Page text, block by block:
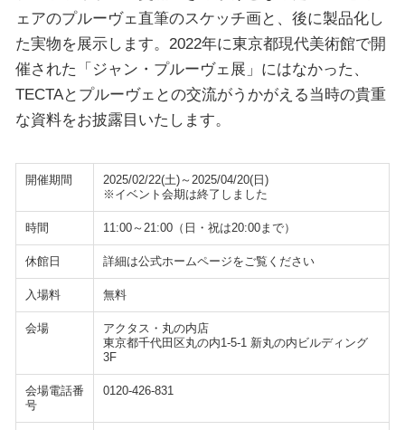
ェアのプルーヴェ直筆のスケッチ画と、後に製品化し
た実物を展示します。2022年に東京都現代美術館で開
催された「ジャン・プルーヴェ展」にはなかった、
TECTAとプルーヴェとの交流がうかがえる当時の貴重
な資料をお披露目いたします。
開催期間
2025/02/22(土)～2025/04/20(日)
※イベント会期は終了しました
時間 11:00～21:00（日・祝は20:00まで）
休館日 詳細は公式ホームページをご覧ください
入場料 無料
会場
アクタス・丸の内店
東京都千代田区丸の内1-5-1 新丸の内ビルディング
3F
会場電話番
号
0120-426-831